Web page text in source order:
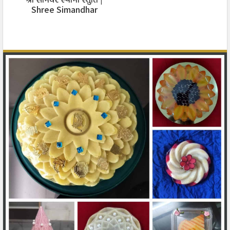
तारा नयन छे दीपज्योति झळहळे मारा नयन,
करुणारसे अंजन करो जेथी खूले मारा नयन.. (७)
अमृतझरा तारा नयन अश्रुभरा मारा नयन,
करुणाभीना तारा नयन भावेभीनां मारा नयन;
अविकार छे तारा नयन अनुरागी छे मारा नयन,
करुणारसे अंजन करो जेथी खूले मारा नयन.. (८)
लयलीन तारा नयनमां अनिमेष छे मारा नयन,
जल मीन संबंधो रचे तारा नयन मारा नयन;
नहीं दीन आ मारा नयन में नीरखीया तारा नयन,
करुणारसे अंजन करो जेथी खूले मारा नयन.. (९)
Shree Simandhar